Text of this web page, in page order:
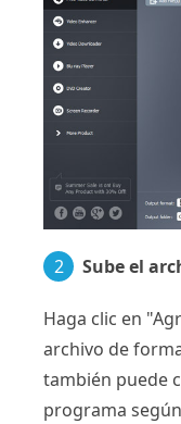
2 Sube el
Haga clic en
archivo de
también puede
programa